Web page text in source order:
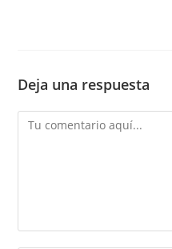
Deja una respuesta